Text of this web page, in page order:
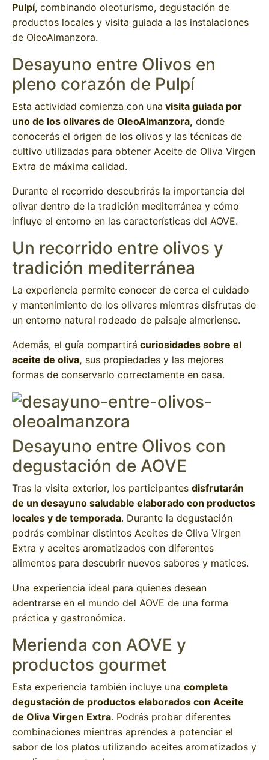
Pulpí, combinando oleoturismo, degustación de
productos locales y visita guiada a las instalaciones
de OleoAlmanzora.
Desayuno entre Olivos en
pleno corazón de Pulpí
Esta actividad comienza con una visita guiada por
uno de los olivares de OleoAlmanzora, donde
conocerás el origen de los olivos y las técnicas de
cultivo utilizadas para obtener Aceite de Oliva Virgen
Extra de máxima calidad.
Durante el recorrido descubrirás la importancia del
olivar dentro de la tradición mediterránea y cómo
influye el entorno en las características del AOVE.
Un recorrido entre olivos y
tradición mediterránea
La experiencia permite conocer de cerca el cuidado
y mantenimiento de los olivares mientras disfrutas de
un entorno natural rodeado de paisaje almeriense.
Además, el guía compartirá curiosidades sobre el
aceite de oliva, sus propiedades y las mejores
formas de conservarlo correctamente en casa.
Desayuno entre Olivos con
degustación de AOVE
Tras la visita exterior, los participantes disfrutarán
de un desayuno saludable elaborado con productos
locales y de temporada. Durante la degustación
podrás combinar distintos Aceites de Oliva Virgen
Extra y aceites aromatizados con diferentes
alimentos para descubrir nuevos sabores y matices.
Una experiencia ideal para quienes desean
adentrarse en el mundo del AOVE de una forma
práctica y gastronómica.
Merienda con AOVE y
productos gourmet
Esta experiencia también incluye una completa
degustación de productos elaborados con Aceite
de Oliva Virgen Extra. Podrás probar diferentes
combinaciones mientras aprendes a potenciar el
sabor de los platos utilizando aceites aromatizados y